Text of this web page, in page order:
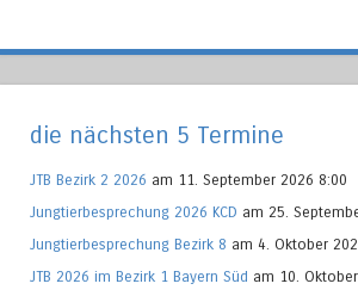
die nächsten 5 Termine
JTB Bezirk 2 2026 am 11. September 2026 8:00
Jungtierbesprechung 2026 KCD am 25.
Jungtierbesprechung Bezirk 8 am 4. Oktober
JTB 2026 im Bezirk 1 Bayern Süd am 10.